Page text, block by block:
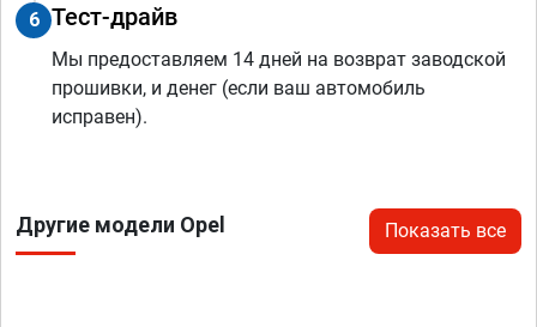
6 Тест-драйв
Мы предоставляем 14 дней на возврат заводской
прошивки, и денег (если ваш автомобиль
исправен).
Другие модели Opel Показать все